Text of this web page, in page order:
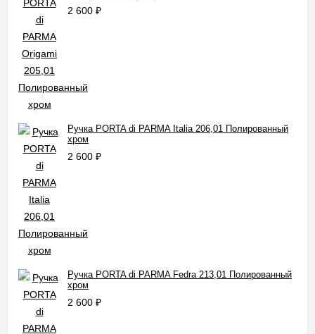
2 600 ₽
Ручка PORTA di PARMA Italia 206,01 Полированный
хром
2 600 ₽
Ручка PORTA di PARMA Fedra 213,01 Полированный
хром
2 600 ₽